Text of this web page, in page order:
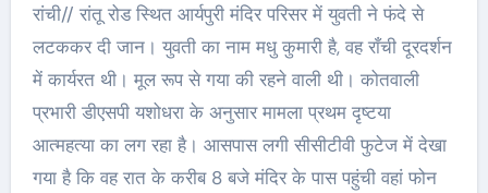
रांची// रांतू रोड स्थित आर्यपुरी मंदिर परिसर में युवती ने फंदे से
लटककर दी जान। युवती का नाम मधु कुमारी है, वह राँची दूरदर्शन
में कार्यरत थी। मूल रूप से गया की रहने वाली थी। कोतवाली
प्रभारी डीएसपी यशोधरा के अनुसार मामला प्रथम दृष्टया
आत्महत्या का लग रहा है। आसपास लगी सीसीटीवी फुटेज में देखा
गया है कि वह रात के करीब 8 बजे मंदिर के पास पहुंची वहां फोन